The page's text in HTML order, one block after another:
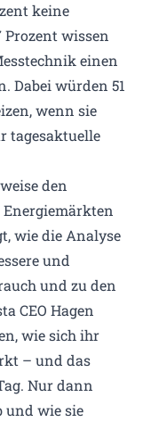
keine
Prozent wissen
einen
Dabei würden 51
wenn sie
tagesaktuelle
den
Energiemärkten
wie die Analyse
und
und zu den
CEO Hagen
wie sich ihr
– und das
Nur dann
und wie sie